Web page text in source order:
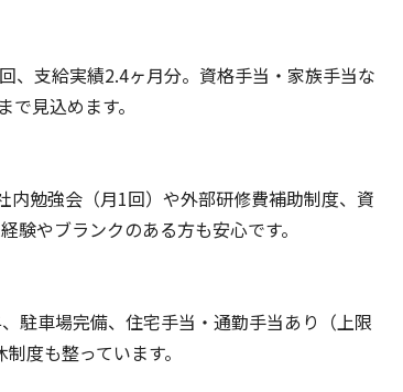
、支給実績2.4ヶ月分。資格手当・家族手当な
見込めます。
内勉強会（月1回）や外部研修費補助制度、資
験やブランクのある方も安心です。
駐車場完備、住宅手当・通勤手当あり（上限
度も整っています。